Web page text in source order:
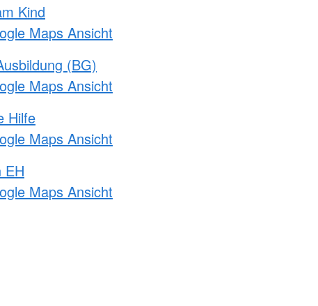
Kind
Maps Ansicht
(BG)
Maps Ansicht
Hilfe
Maps Ansicht
EH
Maps Ansicht